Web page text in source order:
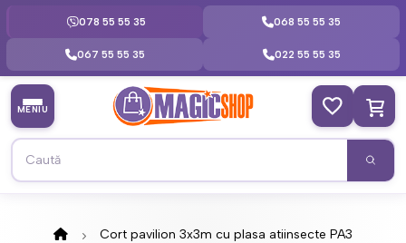
078 55 55 35 068 55 55 35
067 55 55 35 022 55 55 35
MENIU
Cort pavilion 3x3m cu plasa atiinsecte PA3